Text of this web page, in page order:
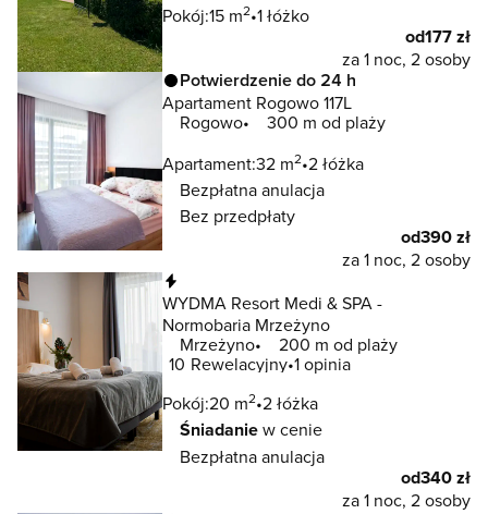
Pokój:15 m2 1 łóżko
od177 zł
za 1 noc, 2 osoby
Potwierdzenie do 24 h
Apartament Rogowo 117L
Rogowo
300 m od plaży
Apartament:32 m2 2 łóżka
Bezpłatna anulacja
Bez przedpłaty
od390 zł
za 1 noc, 2 osoby
WYDMA Resort Medi & SPA -
Normobaria Mrzeżyno
Mrzeżyno
200 m od plaży
10 Rewelacyjny 1 opinia
Pokój:20 m2 2 łóżka
Śniadaniew cenie
Bezpłatna anulacja
od340 zł
za 1 noc, 2 osoby